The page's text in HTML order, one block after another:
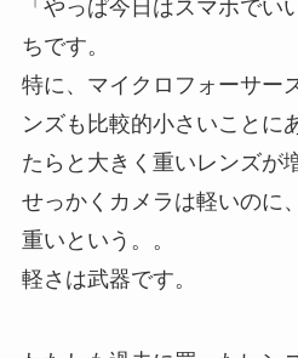
「やっぱ今日はスマホでい
ちです。
特に、マイクロフォーサー
ンズも比較的小さいことに
たらと大きく重いレンズが
せっかくカメラは軽いのに
重いという。。
軽さは武器です。